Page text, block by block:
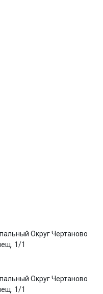
Округ Чертаново
1/1
Округ Чертаново
1/1